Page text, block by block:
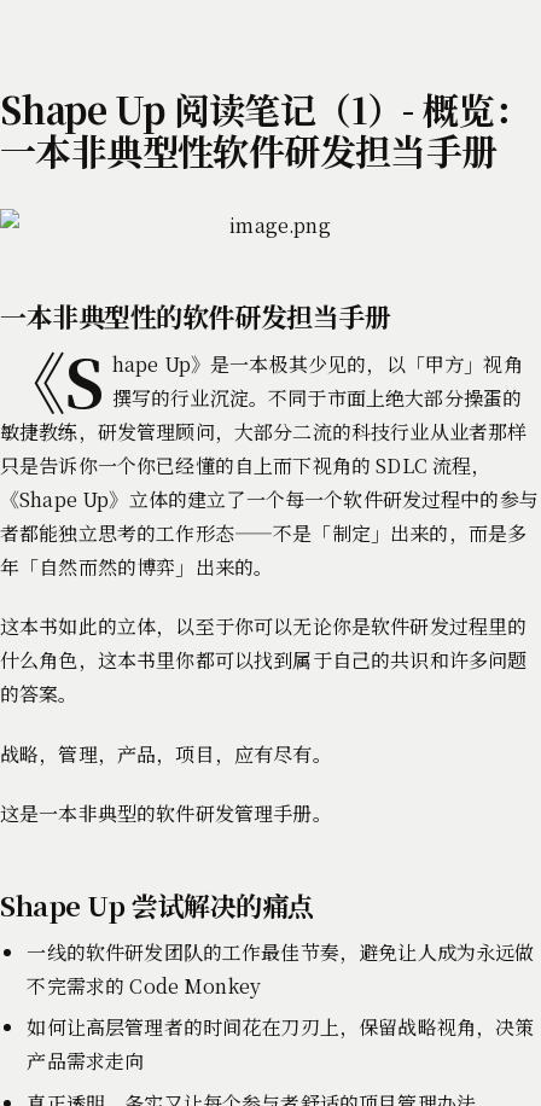
Shape Up 阅读笔记（1）- 概览：
一本非典型性软件研发担当手册
一本非典型性的软件研发担当手册
《S hape Up》是一本极其少见的，以「甲方」视角
撰写的行业沉淀。不同于市面上绝大部分操蛋的
敏捷教练，研发管理顾问，大部分二流的科技行业从业者那样
只是告诉你一个你已经懂的自上而下视角的 SDLC 流程，
《Shape Up》立体的建立了一个每一个软件研发过程中的参与
者都能独立思考的工作形态——不是「制定」出来的，而是多
年「自然而然的博弈」出来的。
这本书如此的立体，以至于你可以无论你是软件研发过程里的
什么角色，这本书里你都可以找到属于自己的共识和许多问题
的答案。
战略，管理，产品，项目，应有尽有。
这是一本非典型的软件研发管理手册。
Shape Up 尝试解决的痛点
一线的软件研发团队的工作最佳节奏，避免让人成为永远做
不完需求的 Code Monkey
如何让高层管理者的时间花在刀刃上，保留战略视角，决策
产品需求走向